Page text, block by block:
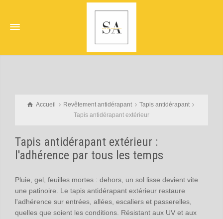
Accueil Revêtement antidérapant
Tapis antidérapant
Tapis antidérapant extérieur
Tapis antidérapant extérieur :
l'adhérence par tous les temps
Pluie, gel, feuilles mortes : dehors, un sol lisse devient vite
une patinoire. Le tapis antidérapant extérieur restaure
l'adhérence sur entrées, allées, escaliers et passerelles,
quelles que soient les conditions. Résistant aux UV et aux